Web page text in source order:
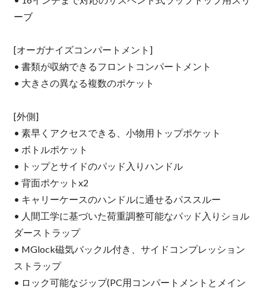
ーブ
[オーガナイズコンパートメント]
• 書類が収納できるフロントコンパートメント
• 大きさの異なる複数のポケット
[外側]
• 素早くアクセスできる、小物用トップポケット
• ボトルポケット
• トップとサイドのパッド入りハンドル
• 背面ポケットx2
• キャリーケースのハンドルに通せるパススルー
• 人間工学に基づいた荷重調整可能なパッド入りショル
ダーストラップ
• MGlock磁気バックル付き、サイドコンプレッション
ストラップ
• ロック可能なジップ(PC用コンパートメントとメイン